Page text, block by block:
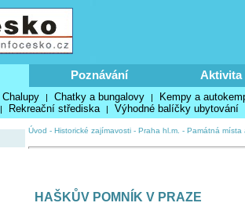
Poznávání Aktivita
Chalupy | Chatky a bungalovy | Kempy a
| Rekreační střediska | Výhodné balíčky ubytování
Úvod - Historické zajímavosti - Praha hl.m. - Památná místa
HAŠKŮV POMNÍK V PRAZE